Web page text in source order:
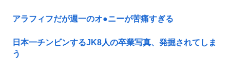
アラフィフだが週一のオ●ニーが苦痛すぎる
日本一チンビンするJK8人の卒業写真、発掘されてしま
う